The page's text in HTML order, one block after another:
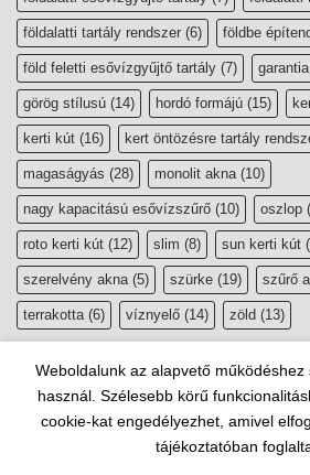
földalatti tartály rendszer (6) földbe
föld feletti esővízgyűjtő tartály (7) garantia
görög stílusú (14) hordó formájú (15)
kerti kút (16) kert öntözésre tartály
magaságyás (28) monolit akna(10)
nagy kapacitású esővízszűrő (10) oszlop
roto kerti kút (12) slim (8) sun kerti kút
szerelvény akna(5) szürke (19) szűrő
terrakotta(6) víznyelő (14) zöld (13)
Copyright 2026 ©esővízgyűjtő,
Weboldalunk az alapvető
használ. Szélesebb körű
cookie-kat engedélyezhet, amivel
tájékoztatóban